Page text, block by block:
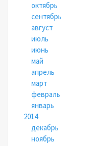
октябрь
сентябрь
август
июль
июнь
май
апрель
март
февраль
январь
2014
декабрь
ноябрь